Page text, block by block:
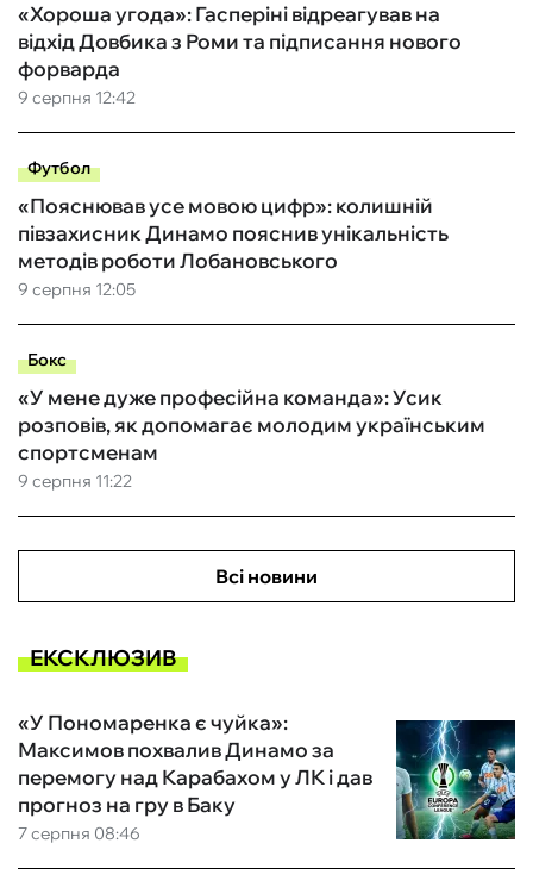
9 серпня 12:42
«Хороша угода»: Гасперіні відреагував на
відхід Довбика з Роми та підписання нового
форварда
Футбол
9 серпня 12:05
«Пояснював усе мовою цифр»: колишній
півзахисник Динамо пояснив унікальність
методів роботи Лобановського
Бокс
9 серпня 11:22
«У мене дуже професійна команда»: Усик
розповів, як допомагає молодим українським
спортсменам
Всі новини
ЕКСКЛЮЗИВ
7 серпня 08:46
«У Пономаренка є чуйка»:
Максимов похвалив Динамо за
перемогу над Карабахом у ЛК і дав
прогноз на гру в Баку